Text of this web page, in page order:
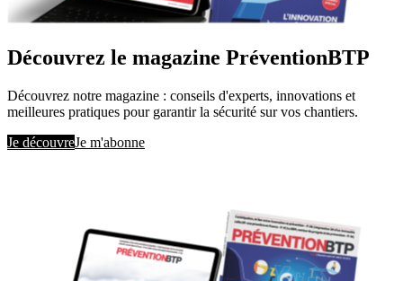
Découvrez le magazine PréventionBTP
Découvrez notre magazine : conseils d'experts, innovations et
meilleures pratiques pour garantir la sécurité sur vos chantiers.
Je découvreJe m'abonne